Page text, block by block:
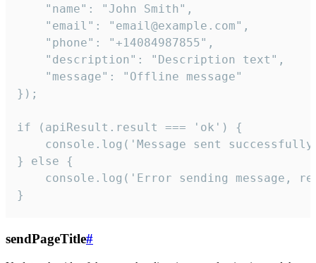
    "name": "John Smith",
    "email": "email@example.com",
    "phone": "+14084987855",
    "description": "Description text",
    "message": "Offline message"
});
if (apiResult.result === 'ok') {
console.log('Message sent
} else {
console.log('Error sending message,
}
sendPageTitle#